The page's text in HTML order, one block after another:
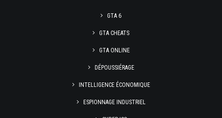
GTA 6
GTA CHEATS
GTA ONLINE
DÉPOUSSIÉRAGE
INTELLIGENCE ÉCONOMIQUE
ESPIONNAGE INDUSTRIEL